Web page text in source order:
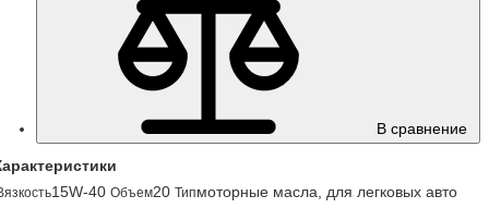
В сравнение
15W-40 Объем20 Типмоторные масла, для легковых авто